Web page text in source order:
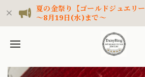
夏の金祭り【ゴールドジュエリ
～8月19日(水)まで～